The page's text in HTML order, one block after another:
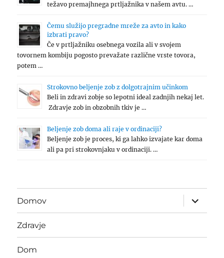
težavo premajhnega prtljažnika v našem avtu. …
Čemu služijo pregradne mreže za avto in kako
izbrati pravo?
Če v prtljažniku osebnega vozila ali v svojem
tovornem kombiju pogosto prevažate različne vrste tovora,
potem …
Strokovno beljenje zob z dolgotrajnim učinkom
Beli in zdravi zobje so lepotni ideal zadnjih nekaj let.
Zdravje zob in obzobnih tkiv je …
Beljenje zob doma ali raje v ordinaciji?
Beljenje zob je proces, ki ga lahko izvajate kar doma
ali pa pri strokovnjaku v ordinaciji. …
Domov
expand
child
menu
Zdravje
Dom